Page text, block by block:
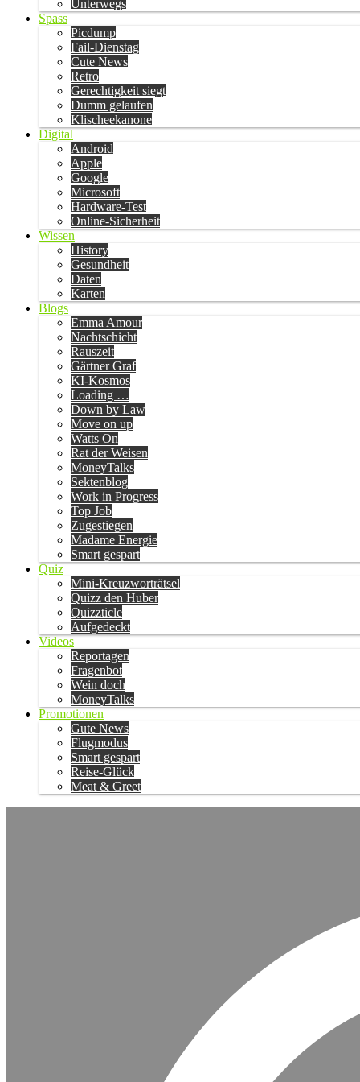
Unterwegs
Spass
Picdump
Fail-Dienstag
Cute News
Retro
Gerechtigkeit siegt
Dumm gelaufen
Klischeekanone
Digital
Android
Apple
Google
Microsoft
Hardware-Test
Online-Sicherheit
Wissen
History
Gesundheit
Daten
Karten
Blogs
Emma Amour
Nachtschicht
Rauszeit
Gärtner Graf
KI-Kosmos
Loading …
Down by Law
Move on up
Watts On
Rat der Weisen
MoneyTalks
Sektenblog
Work in Progress
Top Job
Zugestiegen
Madame Energie
Smart gespart
Quiz
Mini-Kreuzworträtsel
Quizz den Huber
Quizzticle
Aufgedeckt
Videos
Reportagen
Fragenbot
Wein doch
MoneyTalks
Promotionen
Gute News
Flugmodus
Smart gespart
Reise-Glück
Meat & Greet